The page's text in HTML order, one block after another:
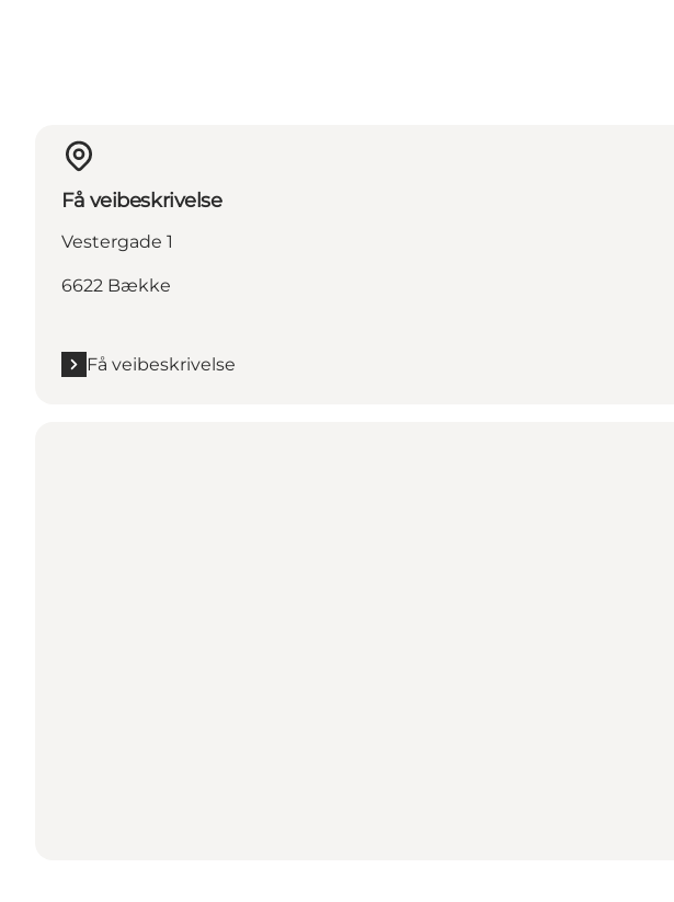
Få veibeskrivelse
Vestergade 1
6622 Bække
Få veibeskrivelse